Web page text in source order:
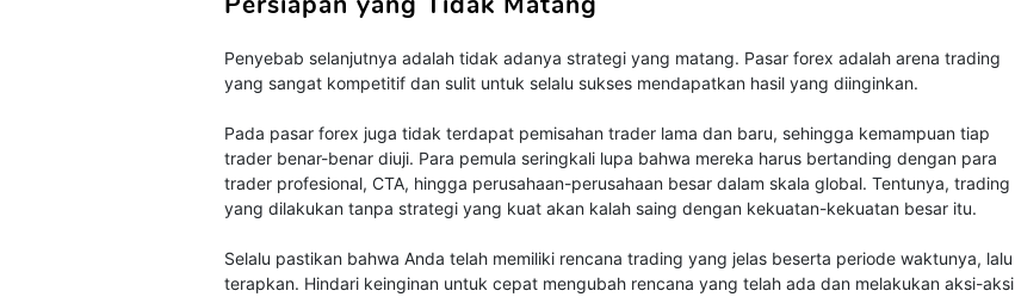
Penyebab selanjutnya adalah tidak adanya strategi yang matang. Pasar forex adalah arena trading
yang sangat kompetitif dan sulit untuk selalu sukses mendapatkan hasil yang diinginkan.
Pada pasar forex juga tidak terdapat pemisahan trader lama dan baru, sehingga kemampuan tiap
trader benar-benar diuji. Para pemula seringkali lupa bahwa mereka harus bertanding dengan para
trader profesional, CTA, hingga perusahaan-perusahaan besar dalam skala global. Tentunya, trading
yang dilakukan tanpa strategi yang kuat akan kalah saing dengan kekuatan-kekuatan besar itu.
Selalu pastikan bahwa Anda telah memiliki rencana trading yang jelas beserta periode waktunya, lalu
terapkan. Hindari keinginan untuk cepat mengubah rencana yang telah ada dan melakukan aksi-aksi